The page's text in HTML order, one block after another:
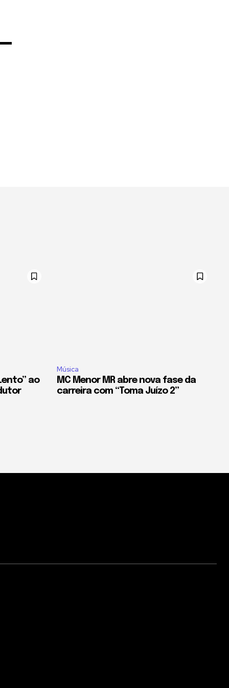
ao
Música
MC Menor MR abre nova fase da
carreira com “Toma Juízo 2”